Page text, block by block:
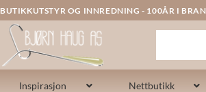
BUTIKKUTSTYR OG INNREDNING - 100ÅR I
Inspirasjon Nettbutikk